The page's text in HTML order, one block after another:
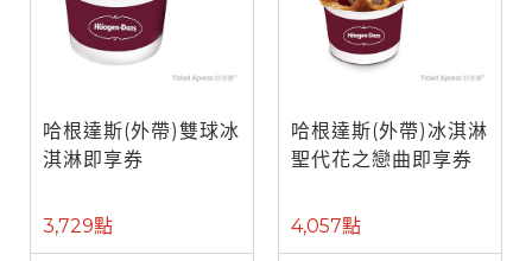
哈根達斯(外帶)雙球冰
淇淋即享券
3,729點
哈根達斯(外帶)冰淇淋
聖代花之戀曲即享券
4,057點